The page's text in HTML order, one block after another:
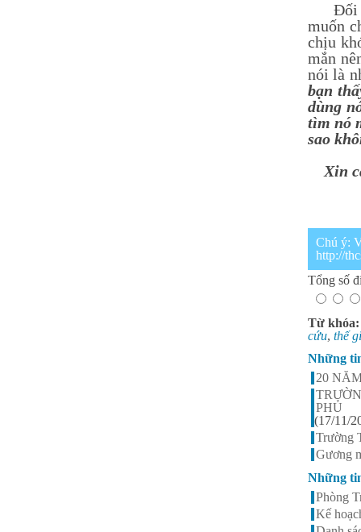
Đối
muốn
chịu
mắn
nói là
bạn
dùng
tìm nó
sao
Xin
Chú ý:
http://
Tổng số
Từ khóa:
cứu, thế
Những
20
PHỦ
(17/11/
Trường
Gương
Những
Phòng
Kế